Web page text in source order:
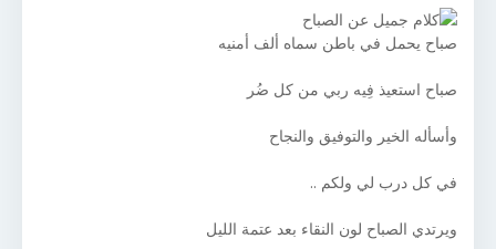
صباح يحمل في باطن سماه ألف أمنيه
صباح استعيذ فِيه ربي من كل ضُر
وأسأله الخير والتوفيق والنجاح
في كل درب لي ولكم ..
ويرتدي الصباح لون النقاء بعد عتمة الليل